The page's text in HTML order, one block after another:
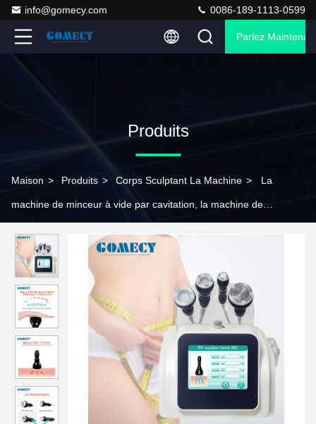
info@gomecy.com 0086-189-1113-0599
Parlez
Produits
Maison > Produits > Corps Sculptant La Machine > La
machine de minceur à vide par cavitation, la machine de